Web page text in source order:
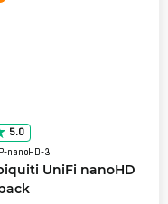
5.0
nanoHD-3
UniFi nanoHD